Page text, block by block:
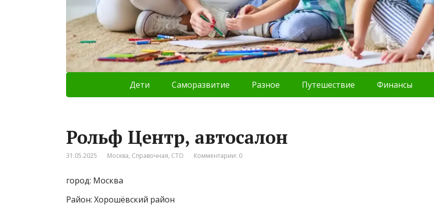
Дети Саморазвитие Разное Путешествие Финансы
Рольф Центр, автосалон
31.05.2025 Москва, Справочная, СТО Комментарии: 0
город: Москва
Район: Хорошёвский район